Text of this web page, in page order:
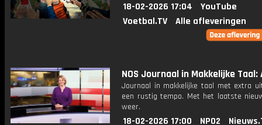
18-02-2026 17:04
YouTube
Voetbal.TV
Alle afleveringen
NOS Journaal in Makkelijke Taal:
Journaal in makkelijke taal met extra
een rustig tempo. Met het laatste
weer.
18-02-2026 17:00 NPO2